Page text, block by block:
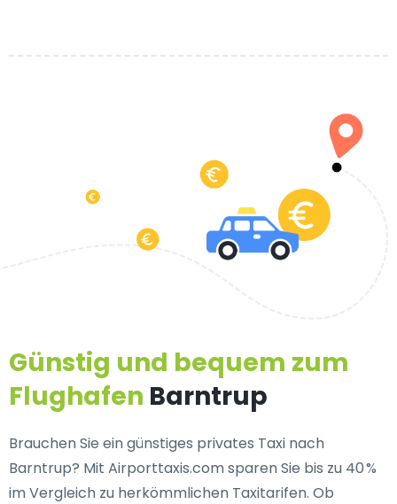
Günstig und bequem zum
Flughafen Barntrup
Brauchen Sie eingünstiges privates Taxi nach
Barntrup? Mit Airporttaxis.com sparen Sie bis zu 40 %
im Vergleich zu herkömmlichen Taxitarifen. Ob